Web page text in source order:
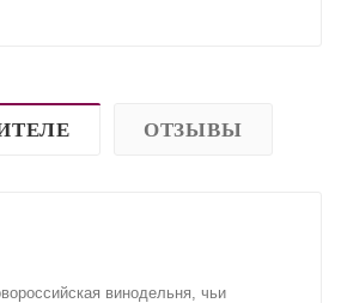
ОТЗЫВЫ
винодельня, чьи